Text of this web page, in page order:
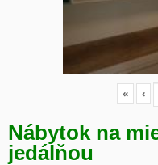
« ‹
Nábytok na
jedálňou